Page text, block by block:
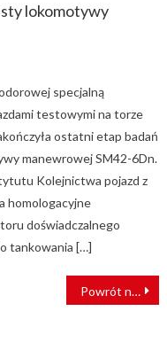
lokomotywy
specjalną
testowymi na torze
ostatni etap badań
manewrowej SM42-6Dn.
Kolejnictwa pojazd z
homologacyjne
doświadczalnego
tankowania […]
Powrót na właściwe tory. Relacja z podróży koleją w Iraku